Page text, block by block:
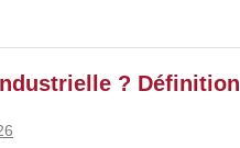
? Définition